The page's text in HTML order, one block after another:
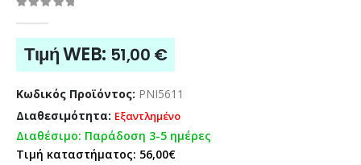
Τιμή WEB: 51,00 €
Κωδικός Προϊόντος: PNI5611
Διαθεσιμότητα: Εξαντλημένο
Διαθέσιμο: Παράδοση 3-5 ημέρες
Τιμή καταστήματος: 56,00€